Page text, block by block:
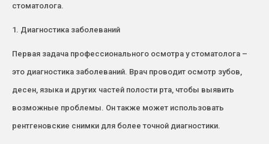
стоматолога.
1. Диагностика заболеваний
Первая задача профессионального осмотра у стоматолога –
это диагностика заболеваний. Врач проводит осмотр зубов,
десен, языка и других частей полости рта, чтобы выявить
возможные проблемы. Он также может использовать
рентгеновские снимки для более точной диагностики.